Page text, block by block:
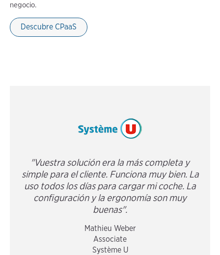
negocio.
Descubre CPaaS
"Vuestra solución era la más completa y
simple para el cliente. Funciona muy bien. La
uso todos los días para cargar mi coche. La
configuración y la ergonomía son muy
buenas".
Mathieu Weber
Associate
Système U